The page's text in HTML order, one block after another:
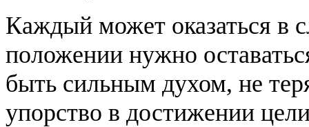
Каждый может оказаться в
положении нужно
быть сильным духом, не
упорство в достижении